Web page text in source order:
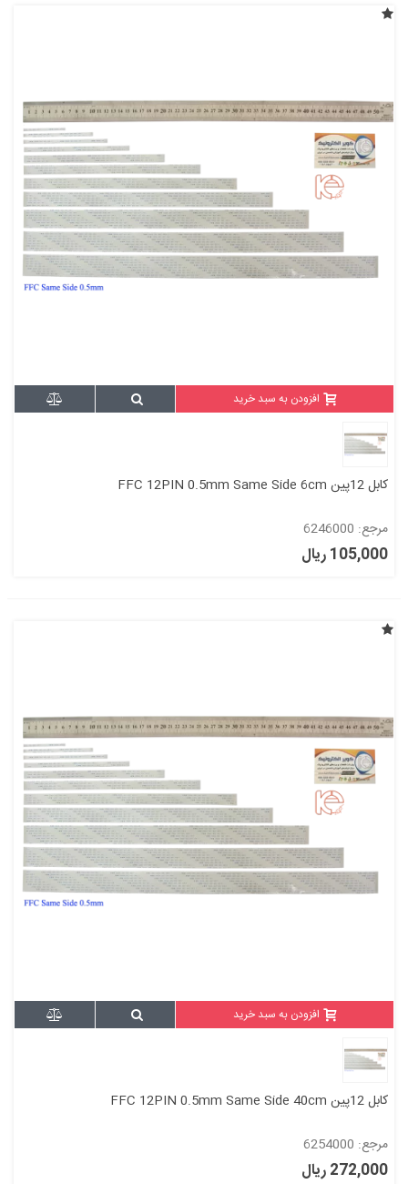
افزودن به سبد خرید
کابل 12پین FFC 12PIN 0.5mm Same Side 6cm
مرجع: 6246000
105,000 ریال
افزودن به سبد خرید
کابل 12پین FFC 12PIN 0.5mm Same Side 40cm
مرجع: 6254000
272,000 ریال